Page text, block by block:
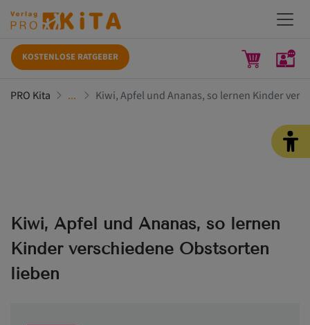
KOSTENLOSE RATGEBER
PRO Kita Kiwi, Apfel und Ananas, so lernen Kinder
Kiwi, Apfel und Ananas, so lernen
Kinder verschiedene Obstsorten
lieben